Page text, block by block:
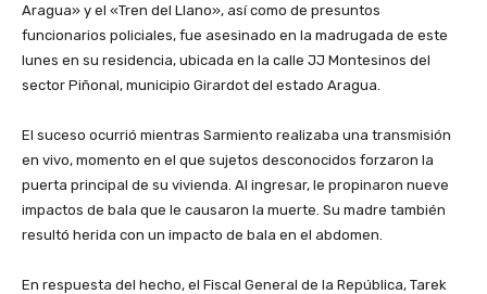
Aragua» y el «Tren del Llano», así como de presuntos
funcionarios policiales, fue asesinado en la madrugada de este
lunes en su residencia, ubicada en la calle JJ Montesinos del
sector Piñonal, municipio Girardot del estado Aragua.
‎El suceso ocurrió mientras Sarmiento realizaba una transmisión
en vivo, momento en el que sujetos desconocidos forzaron la
puerta principal de su vivienda. Al ingresar, le propinaron nueve
impactos de bala que le causaron la muerte. Su madre también
resultó herida con un impacto de bala en el abdomen.
‎En respuesta del hecho, el Fiscal General de la República, Tarek